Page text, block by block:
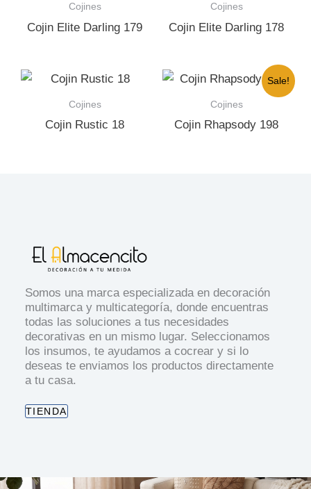
Cojines
Cojin Elite Darling 179
Cojines
Cojin Elite Darling 178
Cojines
Cojin Rustic 18
Sale!
Cojines
Cojin Rhapsody 198
Somos una marca especializada en decoración
multimarca y multicategoría, donde encuentras
todas las soluciones a tus necesidades
decorativas en un mismo lugar. Seleccionamos
los insumos, te ayudamos a cocrear y si lo
deseas te enviamos los productos directamente
a tu casa.
TIENDA